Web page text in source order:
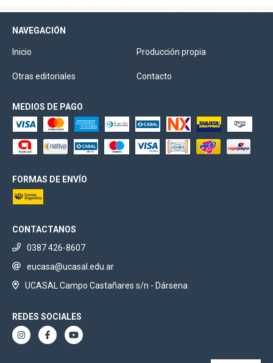
NAVEGACIÓN
Inicio Producción propia
Otras editoriales Contacto
MEDIOS DE PAGO
FORMAS DE ENVÍO
CONTACTANOS
0387 426-8607
eucasa@ucasal.edu.ar
UCASAL Campo Castañares s/n - Dársena
REDES SOCIALES